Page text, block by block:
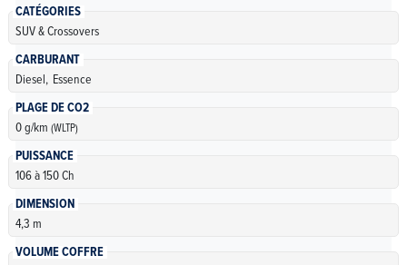
CATÉGORIES
SUV & Crossovers
CARBURANT
Diesel, Essence
PLAGE DE CO2
0 g/km(WLTP)
PUISSANCE
106 à 150 Ch
DIMENSION
4,3 m
VOLUME COFFRE